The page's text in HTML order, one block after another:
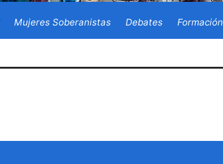
Mujeres Soberanistas Debates Formación